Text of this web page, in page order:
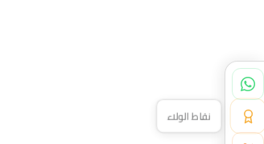
نقاط الولاء